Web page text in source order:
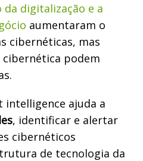
da digitalização e a
aumentaram o
cibernéticas, mas
cibernética podem
intelligence ajuda a
, identificar e alertar
cibernéticos
de tecnologia da